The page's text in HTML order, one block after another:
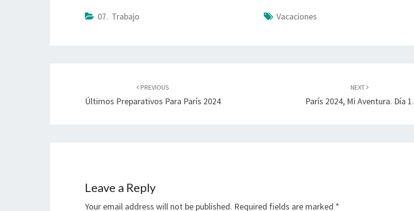
07. Trabajo Vacaciones
PREVIOUS
Últimos Preparativos Para París 2024
NEXT
París 2024, Mi Aventura. Día 1.
Leave a Reply
Your email address will not be published. Required fields are marked *